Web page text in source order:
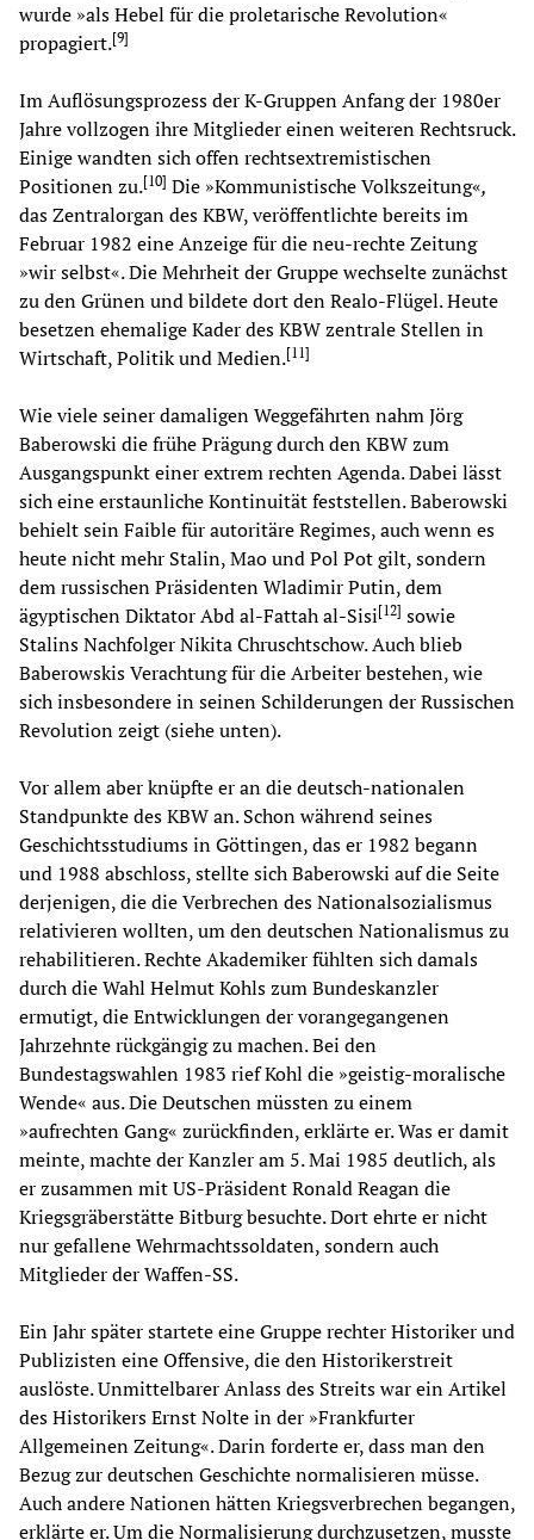
wurde »als Hebel für die proletarische Revolution«
propagiert.[9]
Im Auflösungsprozess der K-Gruppen Anfang der 1980er
Jahre vollzogen ihre Mitglieder einen weiteren Rechtsruck.
Einige wandten sich offen rechtsextremistischen
Positionen zu.[10] Die »Kommunistische Volkszeitung«,
das Zentralorgan des KBW, veröffentlichte bereits im
Februar 1982 eine Anzeige für die neu-rechte Zeitung
»wir selbst«. Die Mehrheit der Gruppe wechselte zunächst
zu den Grünen und bildete dort den Realo-Flügel. Heute
besetzen ehemalige Kader des KBW zentrale Stellen in
Wirtschaft, Politik und Medien.[11]
Wie viele seiner damaligen Weggefährten nahm Jörg
Baberowski die frühe Prägung durch den KBW zum
Ausgangspunkt einer extrem rechten Agenda. Dabei lässt
sich eine erstaunliche Kontinuität feststellen. Baberowski
behielt sein Faible für autoritäre Regimes, auch wenn es
heute nicht mehr Stalin, Mao und Pol Pot gilt, sondern
dem russischen Präsidenten Wladimir Putin, dem
ägyptischen Diktator Abd al-Fattah al-Sisi[12] sowie
Stalins Nachfolger Nikita Chruschtschow. Auch blieb
Baberowskis Verachtung für die Arbeiter bestehen, wie
sich insbesondere in seinen Schilderungen der Russischen
Revolution zeigt (siehe unten).
Vor allem aber knüpfte er an die deutsch-nationalen
Standpunkte des KBW an. Schon während seines
Geschichtsstudiums in Göttingen, das er 1982 begann
und 1988 abschloss, stellte sich Baberowski auf die Seite
derjenigen, die die Verbrechen des Nationalsozialismus
relativieren wollten, um den deutschen Nationalismus zu
rehabilitieren. Rechte Akademiker fühlten sich damals
durch die Wahl Helmut Kohls zum Bundeskanzler
ermutigt, die Entwicklungen der vorangegangenen
Jahrzehnte rückgängig zu machen. Bei den
Bundestagswahlen 1983 rief Kohl die »geistig-moralische
Wende« aus. Die Deutschen müssten zu einem
»aufrechten Gang« zurückfinden, erklärte er. Was er damit
meinte, machte der Kanzler am 5. Mai 1985 deutlich, als
er zusammen mit US-Präsident Ronald Reagan die
Kriegsgräberstätte Bitburg besuchte. Dort ehrte er nicht
nur gefallene Wehrmachtssoldaten, sondern auch
Mitglieder der Waffen-SS.
Ein Jahr später startete eine Gruppe rechter Historiker und
Publi­zisten eine Offensive, die den Historikerstreit
auslöste. Unmittelbarer Anlass des Streits war ein Artikel
des Historikers Ernst Nolte in der »Frankfurter
Allgemeinen Zeitung«. Darin forderte er, dass man den
Bezug zur deutschen Geschichte normalisieren müsse.
Auch andere Nationen hätten Kriegsverbrechen begangen,
erklärte er. Um die Normalisierung durchzusetzen, musste